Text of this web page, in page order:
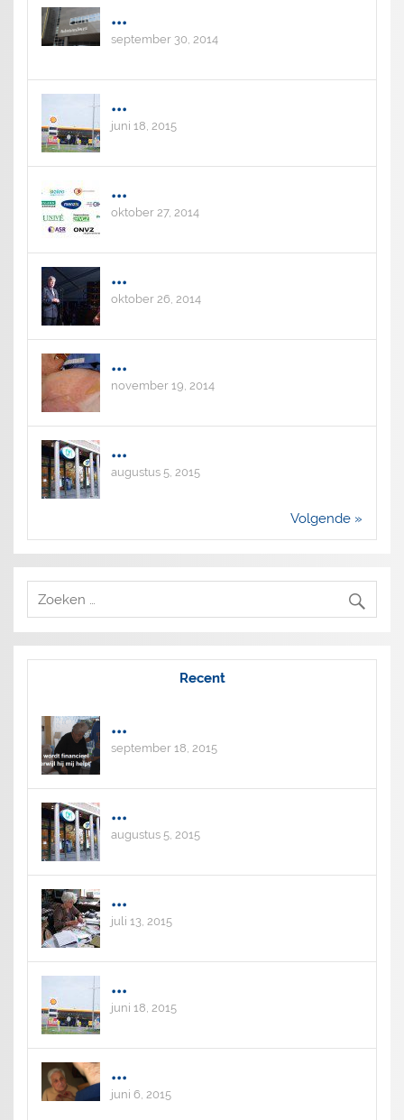
...
september 30, 2014
...
juni 18, 2015
...
oktober 27, 2014
...
oktober 26, 2014
...
november 19, 2014
...
augustus 5, 2015
Volgende »
Recent
...
september 18, 2015
...
augustus 5, 2015
...
juli 13, 2015
...
juni 18, 2015
...
juni 6, 2015